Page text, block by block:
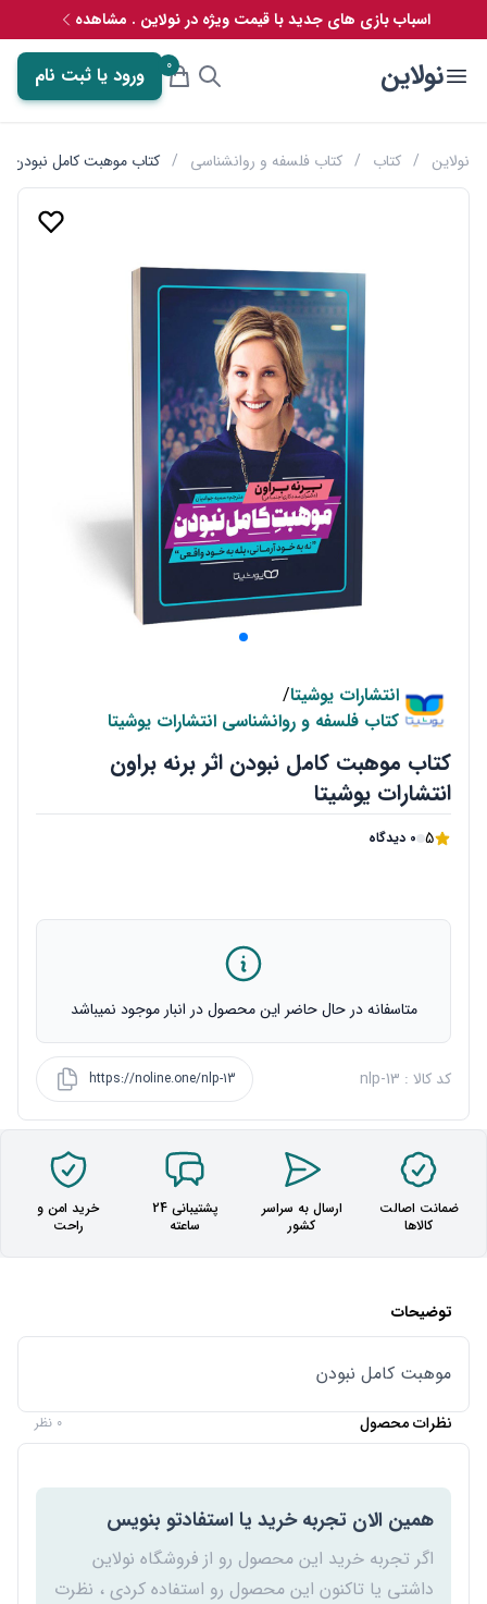
اسباب بازی های جدید با قیمت ویژه در نولاین . مشاهده
نولاین 0 ورود یا ثبت نام
نولاین / کتاب / کتاب فلسفه و روانشناسی / کتاب موهبت کامل نبودن
انتشارات یوشیتا/
کتاب فلسفه و روانشناسی انتشارات یوشیتا
کتاب موهبت کامل نبودن اثر برنه براون
انتشارات یوشیتا
5 0 دیدگاه
متاسفانه در حال حاضر این محصول در انبار موجود نمیباشد
کد کالا : nlp-13 https://noline.one/nlp-13
ضمانت اصالت
کالاها
ارسال به سراسر
کشور
پشتیبانی 24
ساعته
خرید امن و
راحت
توضیحات
موهبت کامل نبودن
نظرات محصول 0 نظر
همین الان تجربه خرید یا استفادتو بنویس
اگر تجربه خرید این محصول رو از فروشگاه نولاین
داشتی یا تاکنون این محصول رو استفاده کردی ، نظرت